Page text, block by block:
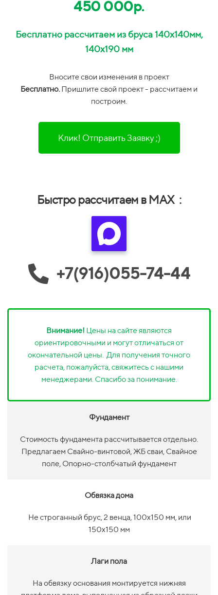
450 000р.
Бесплатно рассчитаем из бруса 140х140мм,
140х190 мм
Вносите свои изменения в проект
Бесплатно. Пришлите свой проект - рассчитаем и
построим.
Клик! Отправить Заявку ;)
Быстро рассчитаем в MAX :
+7(916)055-74-44
Внимание! Цены на сайте являются
ориентировочными и могут отличаться от
окончательной цены. Для получения точного
расчета, пожалуйста, свяжитесь с нашими
менеджерами. Спасибо за понимание.
Фундамент
Стоимость фундамента рассчитывается отдельно.
Предлагаем Свайно-винтовой, ЖБ сваи, Свайное
поле, Опорно-столбчатый фундамент
Обвязка дома
Не строганный брус, 2 венца, 100х150 мм, или
150х150 мм
Лаги пола
На обвязку основания монтируется нижняя